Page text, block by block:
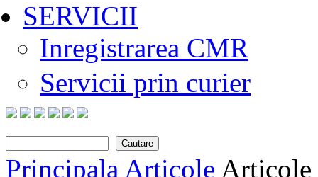
SERVICII
Inregistrarea CMR
Servicii prin curier
Principala Articole Articole